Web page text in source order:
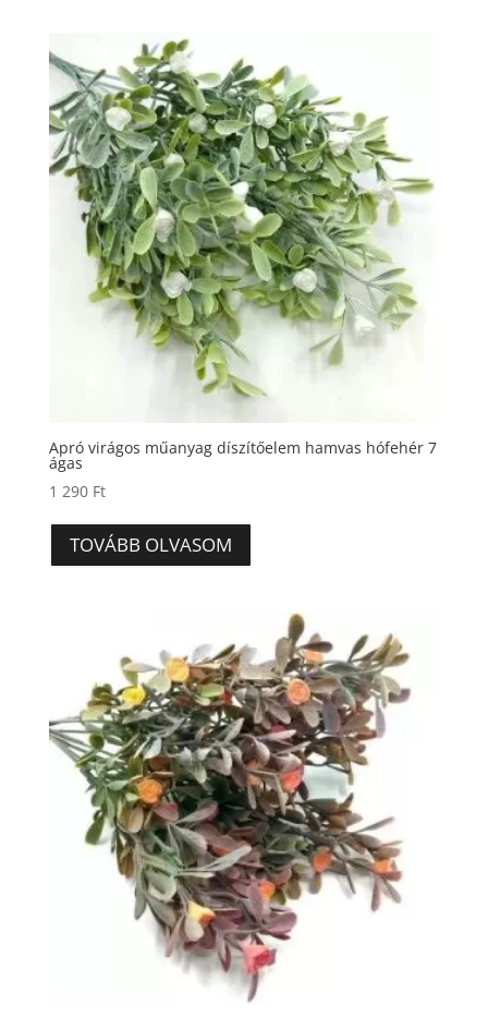
Apró virágos műanyag díszítőelem hamvas hófehér 7
ágas
1 290 Ft
TOVÁBB OLVASOM